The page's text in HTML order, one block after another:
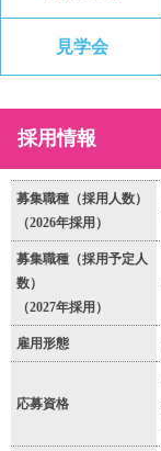
見学会
採用情報
募集職種（採用人数）
（2026年採用）
募集職種（採用予定人
数）
（2027年採用）
雇用形態
応募資格